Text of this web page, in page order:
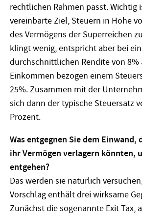
rechtlichen Rahmen passt. Wichtig
vereinbarte Ziel, Steuern in Höhe
des Vermögens der Superreichen
klingt wenig, entspricht aber bei
durchschnittlichen Rendite von 8%
Einkommen bezogen einem
25%. Zusammen mit der
sich dann der typische Steuersatz
Prozent.
Was entgegnen Sie dem Einwand,
ihr Vermögen verlagern könnten,
entgehen?
Das werden sie natürlich
Vorschlag enthält drei wirksame
Zunächst die sogenannte Exit Tax,